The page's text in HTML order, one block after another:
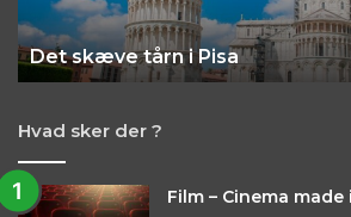
Hvis du føler dig eventyrlysten, kan du
og cykle rundt i Rom. Det er en rigtig
Det skæve tårn i Pisa
Hvad sker der ?
Film – Cinema made